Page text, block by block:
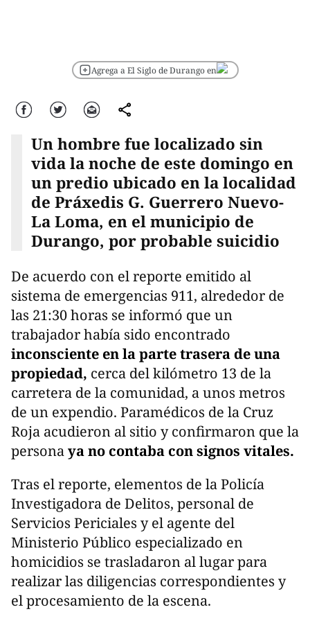
Agrega a El Siglo de Durango en
Facebook Twitter Correo comparte
Un hombre fue localizado sin
vida la noche de este domingo en
un predio ubicado en la localidad
de Práxedis G. Guerrero Nuevo-
La Loma, en el municipio de
Durango, por probable suicidio
De acuerdo con el reporte emitido al
sistema de emergencias 911, alrededor de
las 21:30 horas se informó que un
trabajador había sido encontrado
inconsciente en la parte trasera de una
propiedad, cerca del kilómetro 13 de la
carretera de la comunidad, a unos metros
de un expendio. Paramédicos de la Cruz
Roja acudieron al sitio y confirmaron que la
personaya no contaba con signos vitales.
Tras el reporte, elementos de la Policía
Investigadora de Delitos, personal de
Servicios Periciales y el agente del
Ministerio Público especializado en
homicidios se trasladaron al lugar para
realizar las diligencias correspondientes y
el procesamiento de la escena.